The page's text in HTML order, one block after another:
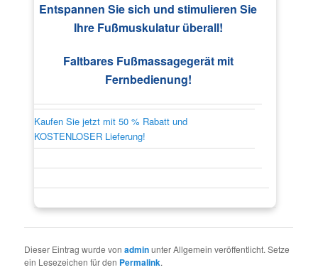
Entspannen Sie sich und stimulieren Sie
Ihre Fußmuskulatur überall!
Faltbares Fußmassagegerät mit
Fernbedienung!
Kaufen Sie jetzt mit 50 % Rabatt und
KOSTENLOSER Lieferung!
Dieser Eintrag wurde vonadminunter Allgemein veröffentlicht. Setze
ein Lesezeichen für den Permalink.